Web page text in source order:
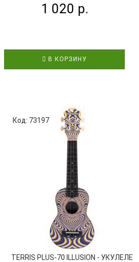
1 020 р.
В КОРЗИНУ
Код: 73197
TERRIS PLUS-70 ILLUSION - УКУЛЕЛЕ